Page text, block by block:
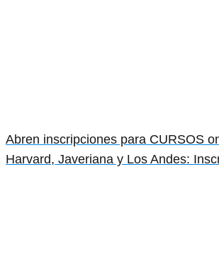
Abren inscripciones para CURSOS
Harvard, Javeriana y Los Andes: